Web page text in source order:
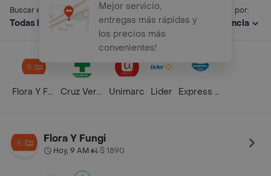
Mejor servicio,
entregas más rápidas y
los precios más
convenientes!
Buscar en:
Todas las secciones
Ordenar por:
Relevancia
Flora Y Fungi Cruz Verde Unimarc Lider Express Lider
Flora Y Fungi
Hoy, 9 AM• $ 1890